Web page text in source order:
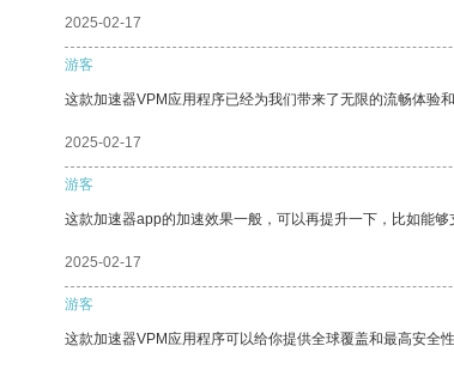
2025-02-17
游客
这款加速器VPM应用程序已经为我们带来了无限的流畅体验和
2025-02-17
游客
这款加速器app的加速效果一般，可以再提升一下，比如能够
2025-02-17
游客
这款加速器VPM应用程序可以给你提供全球覆盖和最高安全性